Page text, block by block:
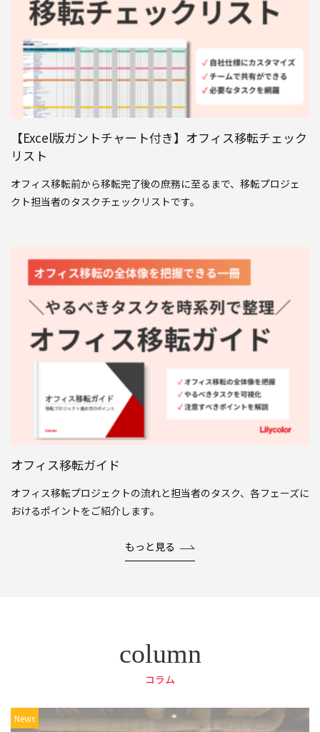
【Excel版ガントチャート付き】オフィス移転チェック
リスト
オフィス移転前から移転完了後の庶務に至るまで、移転プロジェ
クト担当者のタスクチェックリストです。
オフィス移転ガイド
オフィス移転プロジェクトの流れと担当者のタスク、各フェーズに
おけるポイントをご紹介します。
もっと見る
コラム
News